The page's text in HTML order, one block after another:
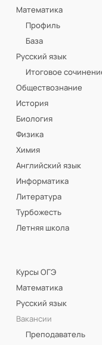
Математика
Профиль
База
Русский язык
Итоговое
Обществознание
История
Биология
Физика
Химия
Английский язык
Информатика
Литература
Турбожесть
Летняя школа
Курсы ОГЭ
Математика
Русский язык
Вакансии
Преподаватель